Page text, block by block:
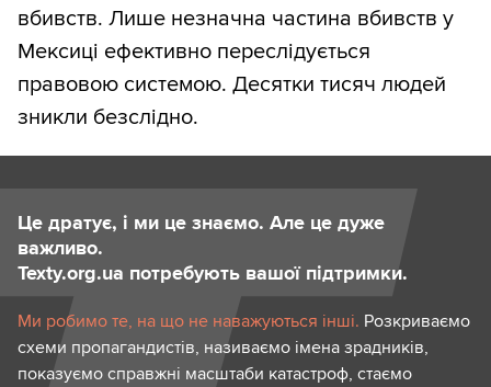
вбивств. Лише незначна частина вбивств у
Мексиці ефективно переслідується
правовою системою. Десятки тисяч людей
зникли безслідно.
Це дратує, і ми це знаємо. Але це дуже
важливо.
Texty.org.ua потребують вашої підтримки.
Ми робимо те, на що не наважуються інші. Розкриваємо
схеми пропагандистів, називаємо імена зрадників,
показуємо справжні масштаби катастроф, стаємо